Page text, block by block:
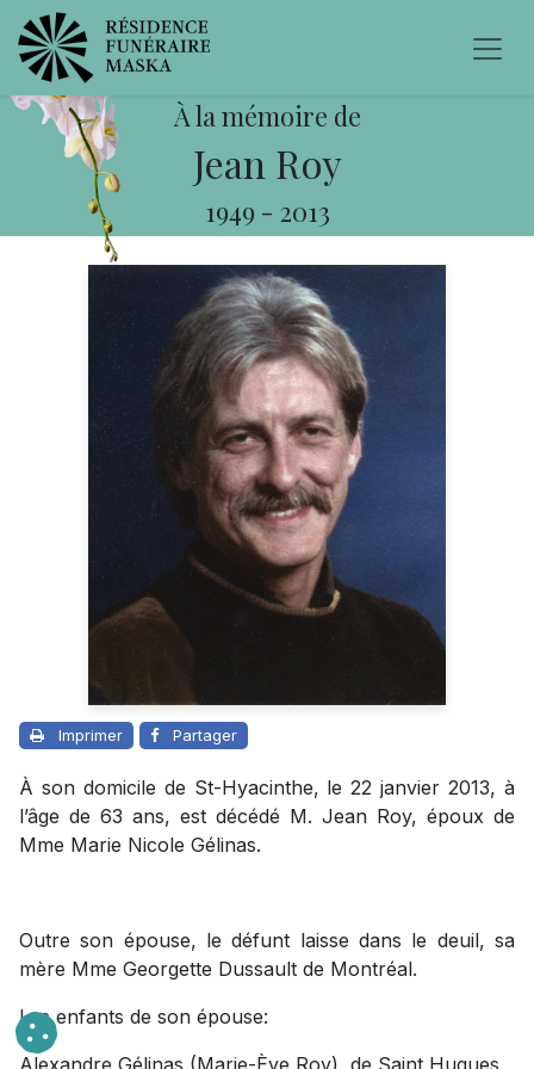
À la mémoire de
Jean Roy
1949 - 2013
Imprimer Partager
À son domicile de St-Hyacinthe, le 22 janvier 2013, à
l’âge de 63 ans, est décédé M. Jean Roy, époux de
Mme Marie Nicole Gélinas.
Outre son épouse, le défunt laisse dans le deuil, sa
mère Mme Georgette Dussault de Montréal.
Les enfants de son épouse: